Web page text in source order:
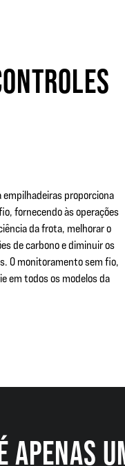
proporciona
fornecendo às operações
da frota, melhorar o
de carbono e diminuir os
O monitoramento sem fio,
em todos os modelos da
APENAS